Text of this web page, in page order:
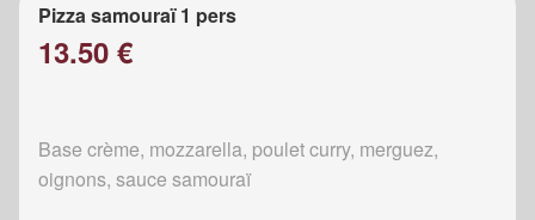
Pizza samouraï 1 pers
13.50 €
Base crème, mozzarella, poulet curry, merguez,
oignons, sauce samouraï